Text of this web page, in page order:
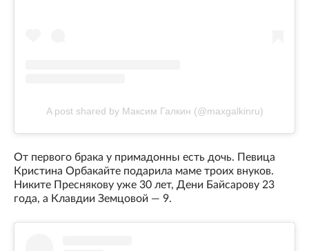
A post shared by Максим Галкин (@maxgalkinru)
От первого брака у примадонны есть дочь. Певица
Кристина Орбакайте подарила маме троих внуков.
Никите Преснякову уже 30 лет, Дени Байсарову 23
года, а Клавдии Земцовой — 9.